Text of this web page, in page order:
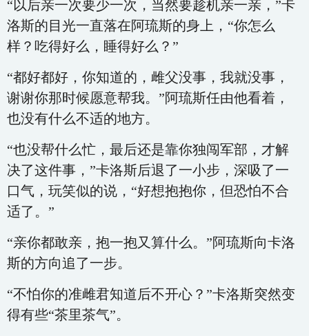
“以后亲一次要少一次，当然要趁机亲一亲，”卡
洛斯的目光一直落在阿琉斯的身上，“你怎么
样？吃得好么，睡得好么？”
“都好都好，你知道的，雌父没事，我就没事，
谢谢你那时候愿意帮我。”阿琉斯任由他看着，
也没有什么不适的地方。
“也没帮什么忙，最后还是靠你独闯军部，才解
决了这件事，”卡洛斯后退了一小步，深吸了一
口气，玩笑似的说，“好想抱抱你，但恐怕不合
适了。”
“亲你都敢亲，抱一抱又算什么。”阿琉斯向卡洛
斯的方向追了一步。
“不怕你的准雌君知道后不开心？”卡洛斯突然变
得有些“茶里茶气”。